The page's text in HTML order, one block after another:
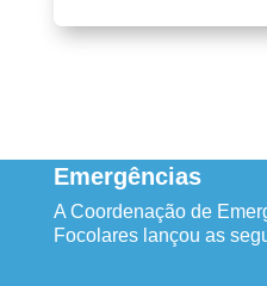
Emergências
A Coordenação de
Focolares lançou as